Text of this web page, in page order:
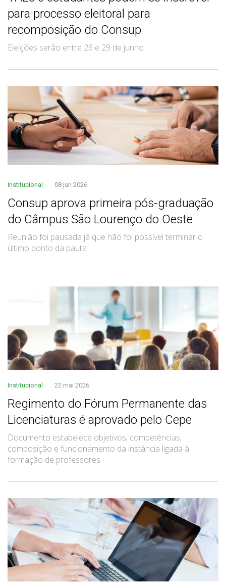
para processo eleitoral para
recomposição do Consup
Eleições serão entre 26 e 29 de junho
Institucional 08 jun 2026
Consup aprova primeira pós-graduação
do Câmpus São Lourenço do Oeste
Reunião foi pausada já que não foi possível terminar o
último ponto da pauta
Institucional 22 mai 2026
Regimento do Fórum Permanente das
Licenciaturas é aprovado pelo Cepe
Documento estabelece objetivos, competências,
composição e funcionamento da instância ligada à
formação de professores